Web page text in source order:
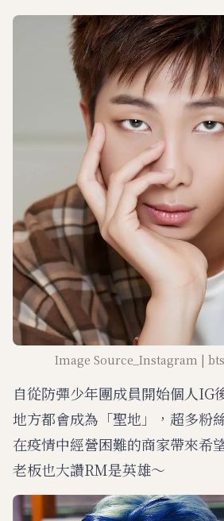
Image Source_Instagram |
自從防彈少年團成員開始個人IG
地方都會成為「聖地」，超多粉
在疫情中經營困難的商家帶來希
老板也大讚RM是英雄～